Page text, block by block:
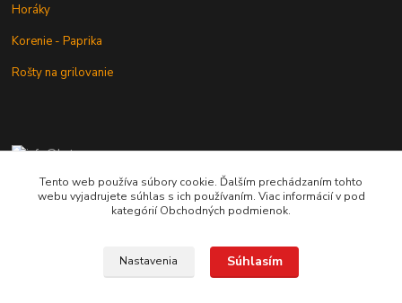
Horáky
Korenie - Paprika
Rošty na grilovanie
+421 902 212 007
od 8:00 - do 16:00 hod
Tento web používa súbory cookie. Ďalším prechádzaním tohto
webu vyjadrujete súhlas s ich používaním. Viac informácií v pod
kategórií Obchodných podmienok.
Nastavenia Súhlasím